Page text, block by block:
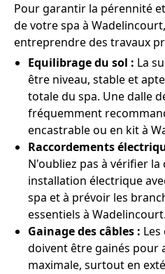
Pour garantir la pérennité
de votre spa à
entreprendre des travaux
Equilibrage du sol : La
être niveau, stable et
totale du spa. Une dalle
fréquemment
encastrable ou en kit à
Raccordements
N'oubliez pas à vérifier
installation électrique
spa et à prévoir les
essentiels à Wadelincourt.
Gainage des câbles :
doivent être gainés pour
maximale, surtout en